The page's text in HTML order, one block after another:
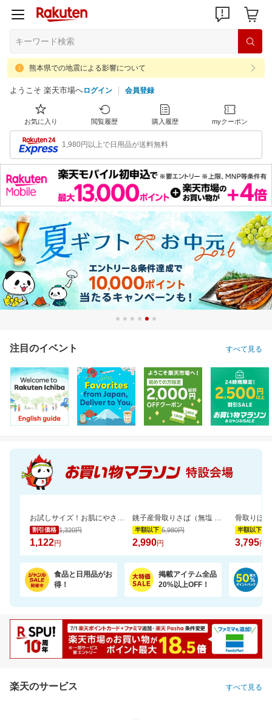
熊本県での地震による影響について
ようこそ 楽天市場へログイン 会員登録
お気に入り 閲覧履歴 購入履歴 myクーポン
1,980円以上で日用品が送料無料
注目のイベント すべて見る
お試しサイズ！お肌にやさしいおしりふき (80枚×6パック)【楽天オリジナル】
割引価格 1,320円
1,122円
銚子産骨取りさば（無塩 選べる1kg・2kg）【骨取り魚の飯田商店】
半額以下 5,980円
2,990円
半額以下
3,795円
食品と日用品がお
得！
掲載アイテム全品
20%以上OFF！
楽天のサービス すべて見る